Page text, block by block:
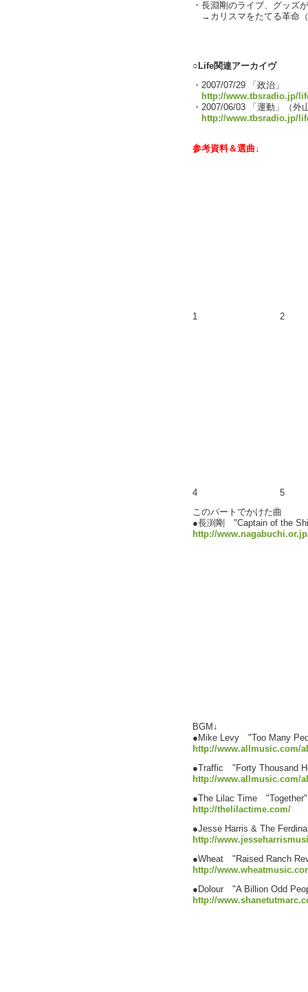
・長淵剛のライブ、グッズ
→カリスマをたてる革命
○Life関連アーカイヴ
・2007/07/29 「政治」
http://www.tbsradio.jp/
・2007/06/03 「運動」（外
http://www.tbsradio.jp/
参考資料＆選曲↓
1 2
4
5
このパートでかけた曲
●長渕剛 "Captain of the
http://
BGM↓
●Mike Levy "Too Many
http://www.allmusic.com/
●Traffic "Forty Thousand
http://www.allmusic.com/
●The Lilac Time "Together"
http://thelilactime.com/
●Jesse Harris & The
http://
●Wheat "Raised Ranch
http://
●Dolour "A Billion Odd
http://